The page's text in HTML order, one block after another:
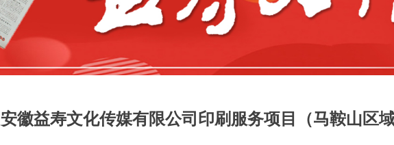
安徽益寿文化传媒有限公司印刷服务项目（马鞍山区